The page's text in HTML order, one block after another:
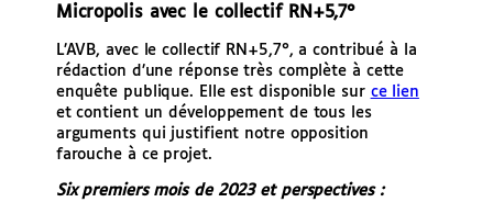
Micropolis avec le collectif RN+5,7°
L’AVB, avec le collectif RN+5,7°, a contribué à la
rédaction d’une réponse très complète à cette
enquête publique. Elle est disponible sur ce lien
et contient un développement de tous les
arguments qui justifient notre opposition
farouche à ce projet.
Six premiers mois de 2023 et perspectives :